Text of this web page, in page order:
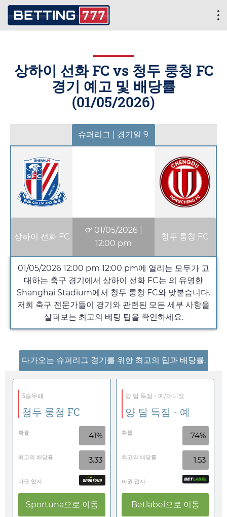
상하이 선화 FC vs 청두 룽청 FC
경기 예고 및 배당률
(01/05/2026)
슈퍼리그 | 경기일 9
상하이 선화 FC
01/05/2026
12:00 pm
청두 룽청 FC
01/05/2026 12:00 pm 12:00 pm에 열리는 모두가 고
대하는 축구 경기에서 상하이 선화 FC는 의 유명한
Shanghai Stadium에서 청두 룽청 FC와 맞붙습니다.
저희 축구 전문가들이 경기와 관련된 모든 세부 사항을
살펴보는 최고의 베팅 팁을 확인하세요.
다가오는 슈퍼리그 경기를 위한 최고의 팁과 배당률.
3승무패
청두 룽청 FC
확률 41%
최고의 배당률 3.33
마권 업자
Sportuna으로 이동
양 팀 득점 - 예/아니요
양 팀 득점 - 예
확률 74%
최고의 배당률 1.53
마권 업자
Betlabel 으로 이동